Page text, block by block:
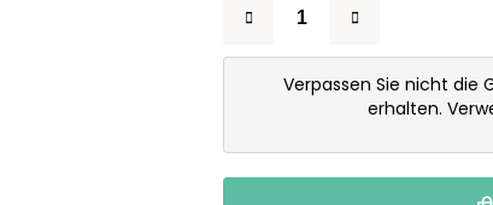
Verpassen Sie nicht die
erhalten.